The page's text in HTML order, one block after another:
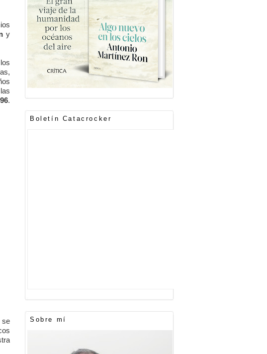
y
.
se
Boletín Catacrocker
Sobre mí